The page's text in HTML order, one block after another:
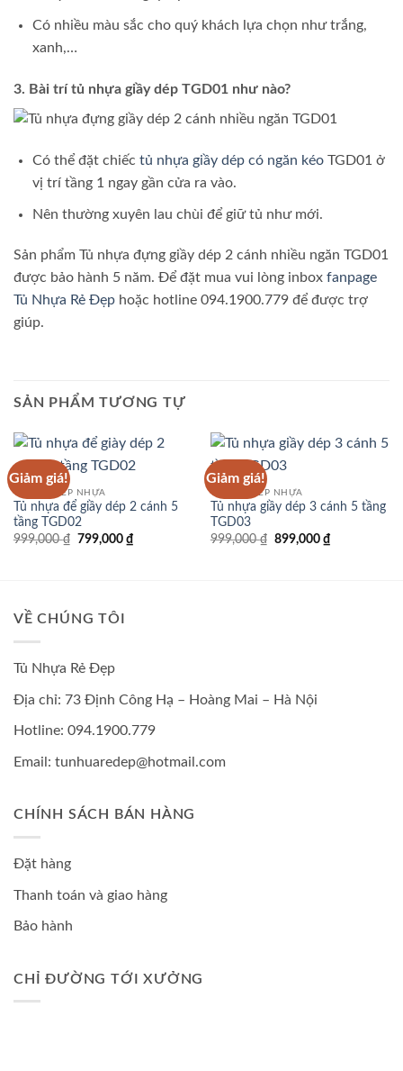
Có nhiều màu sắc cho quý khách lựa chọn như trắng,
xanh,…
3. Bài trí tủ nhựa giầy dép TGD01 như nào?
Có thể đặt chiếc tủ nhựa giầy dép có ngăn kéoTGD01 ở
vị trí tầng 1 ngay gần cửa ra vào.
Nên thường xuyên lau chùi để giữ tủ như mới.
Sản phẩm Tủ nhựa đựng giầy dép 2 cánh nhiều ngăn TGD01
được bảo hành 5 năm. Để đặt mua vui lòng inbox fanpage
Tủ Nhựa Rẻ Đẹp hoặc hotline 094.1900.779 để được trợ
giúp.
SẢN PHẨM TƯƠNG TỰ
Giảm giá!
TỦ GIẦY DÉP NHỰA
Tủ nhựa để giầy dép 2 cánh 5
tầng TGD02
999,000₫ Giá
799,000 ₫Giá
hiện
Giảm giá!
TỦ GIẦY DÉP NHỰA
Tủ nhựa giầy dép 3 cánh 5 tầng
TGD03
999,000₫ Giá
899,000 ₫Giá
hiện
VỀ CHÚNG TÔI
Tủ Nhựa Rẻ Đẹp
Địa chỉ: 73 Định Công Hạ – Hoàng Mai – Hà Nội
Hotline: 094.1900.779
Email: tunhuaredep@hotmail.com
CHÍNH SÁCH BÁN HÀNG
Đặt hàng
Thanh toán và giao hàng
Bảo hành
CHỈ ĐƯỜNG TỚI XƯỞNG